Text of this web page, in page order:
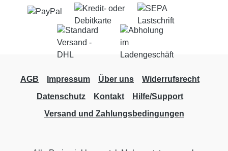
AGB Impressum Über uns
Widerrufsrecht
Datenschutz
Kontakt
Hilfe/Support
Versand und Zahlungsbedingungen